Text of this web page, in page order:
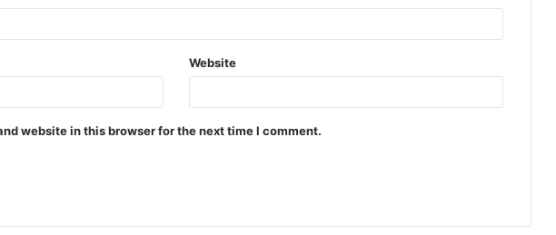
Website
website in this browser for the next time I comment.